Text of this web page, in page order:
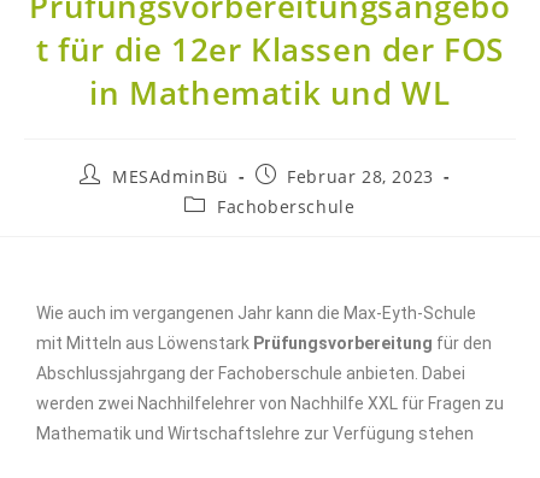
t für die 12er Klassen der FOS
in Mathematik und WL
MESAdminBü
Februar 28, 2023
Fachoberschule
Wie auch im vergangenen Jahr kann die Max-Eyth-Schule
mit Mitteln aus Löwenstark Prüfungsvorbereitung für den
Abschlussjahrgang der Fachoberschule anbieten. Dabei
werden zwei Nachhilfelehrer von Nachhilfe XXL für Fragen zu
Mathematik und Wirtschaftslehre zur Verfügung stehen